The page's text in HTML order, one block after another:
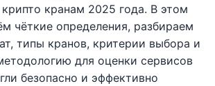
кранам 2025 года. В этом
чёткие определения, разбираем
типы кранов, критерии выбора и
для оценки сервисов
безопасно и эффективно